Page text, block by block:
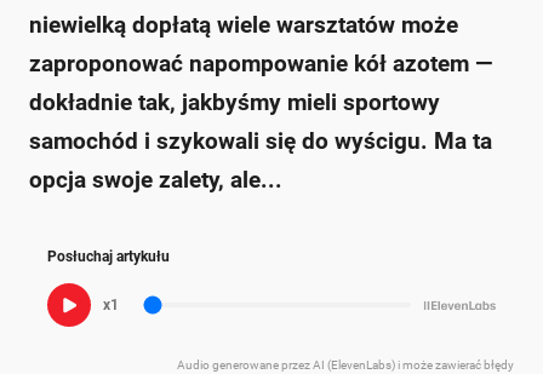
niewielką dopłatą wiele warsztatów może
zaproponować napompowanie kół azotem —
dokładnie tak, jakbyśmy mieli sportowy
samochód i szykowali się do wyścigu. Ma ta
opcja swoje zalety, ale...
Posłuchaj artykułu
x1
Audio generowane przez AI (ElevenLabs) i może zawierać błędy